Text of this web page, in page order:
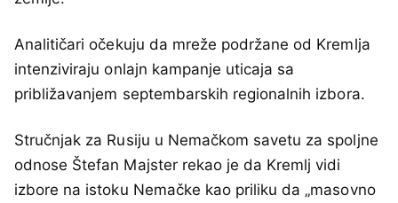
Analitičari očekuju da mreže podržane od Kremlja
intenziviraju onlajn kampanje uticaja sa
približavanjem septembarskih regionalnih izbora.
Stručnjak za Rusiju u Nemačkom savetu za spoljne
odnose Štefan Majster rekao je da Kremlj vidi
izbore na istoku Nemačke kao priliku da „masovno